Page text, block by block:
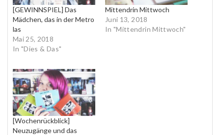
[GEWINNSPIEL] Das
Mädchen, das in der Metro
las
Mai 25, 2018
In "Dies & Das"
Mittendrin Mittwoch
Juni 13, 2018
In "Mittendrin Mittwoch"
[Wochenrückblick]
Neuzugänge und das